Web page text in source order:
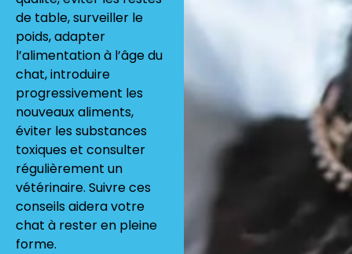
de table, surveiller le
poids, adapter
l’alimentation à l’âge du
chat, introduire
progressivement les
nouveaux aliments,
éviter les substances
toxiques et consulter
régulièrement un
vétérinaire. Suivre ces
conseils aidera votre
chat à rester en pleine
forme.